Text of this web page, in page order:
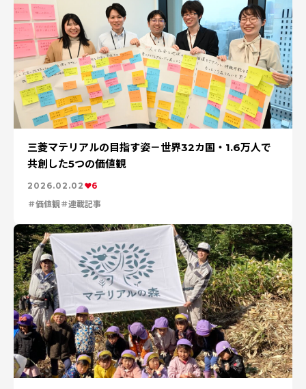
三菱マテリアルの目指す姿－世界32カ国・1.6万人で
共創した5つの価値観
2026.02.02
6
価値観
連載記事